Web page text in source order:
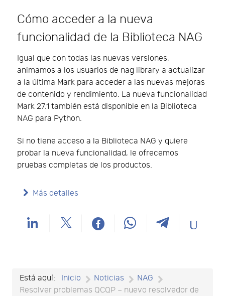
Cómo acceder a la nueva
funcionalidad de la Biblioteca NAG
Igual que con todas las nuevas versiones,
animamos a los usuarios de nag library a actualizar
a la última Mark para acceder a las nuevas mejoras
de contenido y rendimiento. La nueva funcionalidad
Mark 27.1 también está disponible en la Biblioteca
NAG para Python.
Si no tiene acceso a la Biblioteca NAG y quiere
probar la nueva funcionalidad, le ofrecemos
pruebas completas de los productos.
Más detalles
Está aquí: Inicio Noticias
NAG
Resolver problemas QCQP – nuevo resolvedor de